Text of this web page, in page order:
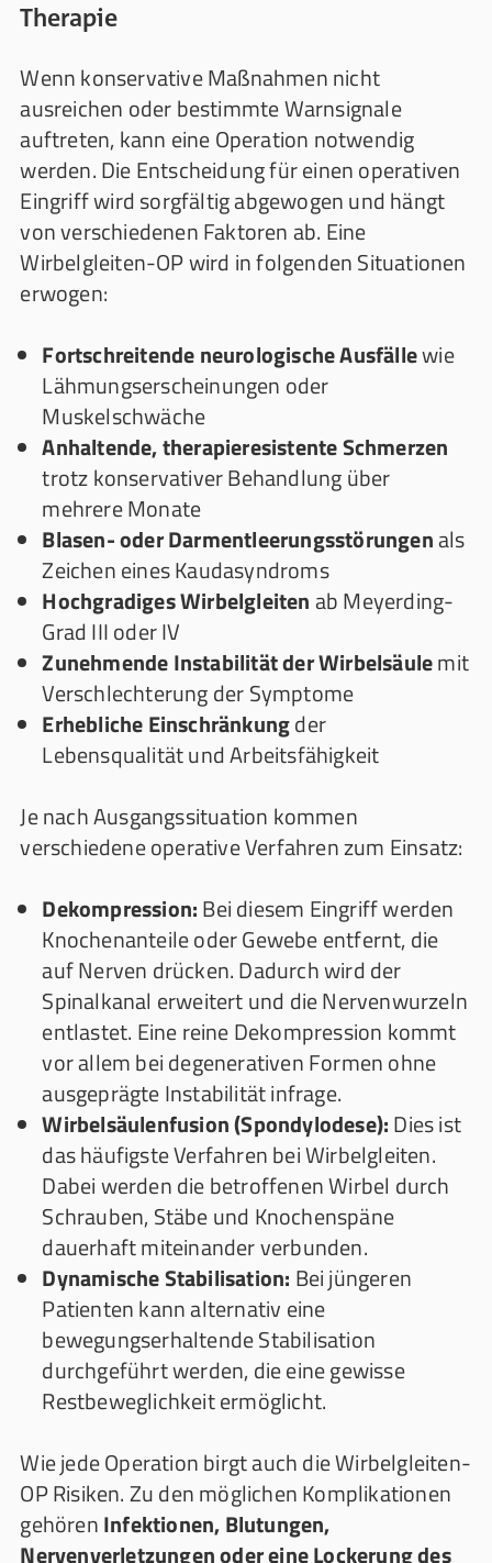
Therapie
Wenn konservative Maßnahmen nicht
ausreichen oder bestimmte Warnsignale
auftreten, kann eine Operation notwendig
werden. Die Entscheidung für einen operativen
Eingriff wird sorgfältig abgewogen und hängt
von verschiedenen Faktoren ab. Eine
Wirbelgleiten-OP wird in folgenden Situationen
erwogen:
Fortschreitende neurologische Ausfällewie
Lähmungserscheinungen oder
Muskelschwäche
Anhaltende, therapieresistente Schmerzen
trotz konservativer Behandlung über
mehrere Monate
Blasen- oder Darmentleerungsstörungenals
Zeichen eines Kaudasynd­roms
Hochgradiges Wirbelgleitenab Meyerding-
Grad III oder IV
Zunehmende Instabilität der Wirbelsäulemit
Verschlechterung der Symptome
Erhebliche Einschränkungder
Lebensqualität und Arbeitsfähigkeit
Je nach Ausgangssituation kommen
verschiedene operative Verfahren zum Einsatz:
Dekompression:Bei diesem Eingriff werden
Knochenanteile oder Gewebe entfernt, die
auf Nerven drücken. Dadurch wird der
Spinalkanal erweitert und die Nervenwurzeln
entlastet. Eine reine Dekompression kommt
vor allem bei degenerativen Formen ohne
ausgeprägte Instabilität infrage.
Wirbelsäulenfusion (Spondylodese):Dies ist
das häufigste Verfahren bei Wirbelgleiten.
Dabei werden die betroffenen Wirbel durch
Schrauben, Stäbe und Knochenspäne
dauerhaft miteinander verbunden.
Dynamische Stabilisation: Bei jüngeren
Patienten kann alternativ eine
bewegungserhaltende Stabilisation
durchgeführt werden, die eine gewisse
Restbeweglichkeit ermöglicht.
Wie jede Operation birgt auch die Wirbelgleiten-
OP Risiken. Zu den möglichen Komplikationen
gehörenInfektionen, Blutungen,
Nervenverletzungen oder eine Lockerung des